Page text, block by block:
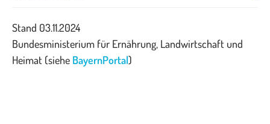
Stand 03.11.2024
Bundesministerium für Ernährung, Landwirtschaft und
Heimat (siehe BayernPortal)